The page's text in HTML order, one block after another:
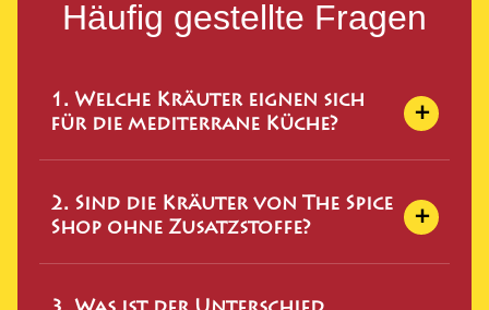
Häufig gestellte Fragen
1. Welche Kräuter eignen sich
für die mediterrane Küche?
+
Thymian, Oregano, Basilikum und Majoran
besonders typisch. Diese Kräuter finden Sie alle in
unserem Sortiment – einzeln oder als Teil unserer
2. Sind die Kräuter von The Spice
Shop ohne Zusatzstoffe?
+